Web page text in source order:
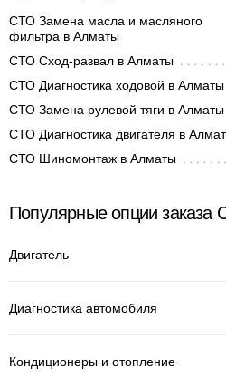
СТО Замена масла и масляного
фильтра в Алматы
СТО Сход-развал в Алматы
СТО Диагностика ходовой в Алматы
СТО Замена рулевой тяги в Алматы
СТО Диагностика двигателя в
СТО Шиномонтаж в Алматы
Популярные опции
Двигатель
Диагностика автомобиля
Кондиционеры и отопление